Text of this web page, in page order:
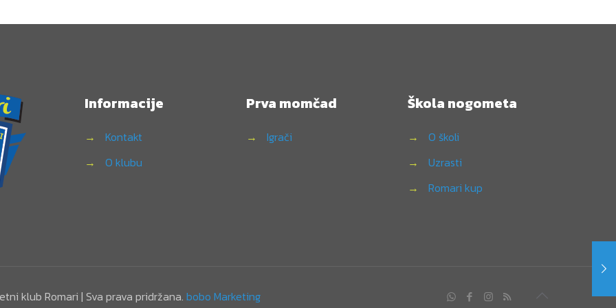
Informacije
→
Kontakt
→
O klubu
Prva momčad
→ Igrači
Škola nogometa
→
O školi
→
Uzrasti
→
Romari kup
klub Romari | Sva prava pridržana.bobo Marketing